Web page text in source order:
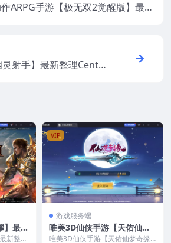
ARPG手游【极无双2觉醒版】最新
射手】最新整理CentO
】最新
+GM
新整理
VIP
游戏服务端
唯美3D仙侠手游【天佑仙梦
奇缘平台币内购版】最新整理
唯美3D仙侠手游【天佑仙梦奇缘